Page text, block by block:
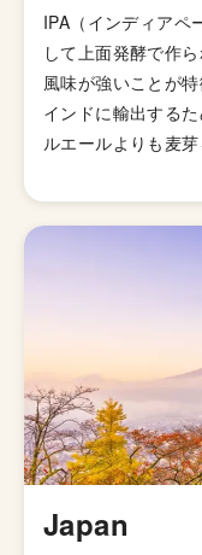
IPA（インディアペ
して上面発酵で作
風味が強いことが
インドに輸出する
ルエールよりも麦
れました。そして
エール）」の呼び
重が高いビールと
き、21世紀にはイ
の一つとなりまし
金メダルを受賞し
が有名です。 伝統
やニュージーラン
れ、各国へと普及
独自の進化を遂げ
素を加えて頭部を
Japan